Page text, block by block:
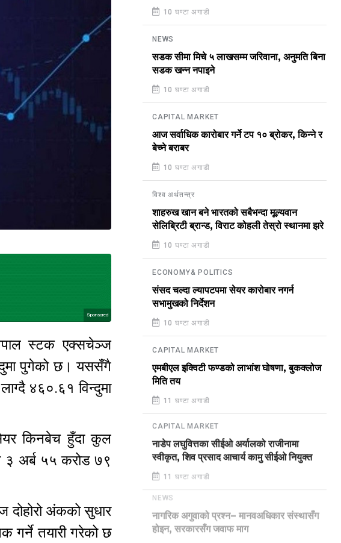
Sponsored
स्टक एक्सचेञ्ज
पुगेको छ। यससँगै
४६०.६१ विन्दुमा
किनबेच हुँदा कुल
३ अर्ब ५५ करोड ७९
दोहोरो अंकको सुधार
गर्ने तयारी गरेको छ
10 घण्टा अगाडी
NEWS
सडक सीमा मिचे ५ लाखसम्म जरिवाना, अनुमति बिना
सडक खन्न नपाइने
10 घण्टा अगाडी
CAPITAL MARKET
आज सर्वाधिक कारोबार गर्ने टप १० ब्रोकर, किन्ने र
बेच्ने बराबर
10 घण्टा अगाडी
विश्व अर्थतन्त्र
शाहरुख खान बने भारतको सबैभन्दा मूल्यवान
सेलिब्रिटी ब्रान्ड, विराट कोहली तेस्रो स्थानमा झरे
10 घण्टा अगाडी
ECONOMY& POLITICS
संसद चल्दा ल्यापटपमा सेयर कारोबार नगर्न
सभामुखको निर्देशन
10 घण्टा अगाडी
CAPITAL MARKET
एमबीएल इक्विटी फण्डको लाभांश घोषणा, बुकक्लोज
मिति तय
11 घण्टा अगाडी
CAPITAL MARKET
नाडेप लघुवित्तका सीईओ अर्यालको राजीनामा
स्वीकृत, शिव प्रसाद आचार्य कामु सीईओ नियुक्त
11 घण्टा अगाडी
नागरिक अगुवाको प्रश्न– मानवअधिकार संस्थासँग
होइन, सरकारसँग जवाफ माग